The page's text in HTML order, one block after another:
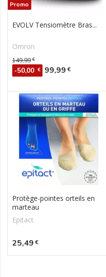
Promo
EVOLV Tensiomètre Bras...
Omron
Prix de base
149,99 €
-50,00 € Prix
99,99 €
Protège-pointes orteils en
marteau
Epitact
Prix
25,49 €